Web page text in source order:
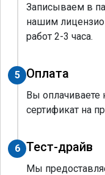
Записываем в
нашим
работ 2-3 часа.
5 Оплата
Вы
сертификат на
6 Тест-драйв
Мы